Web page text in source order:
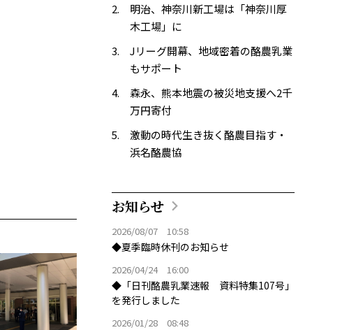
明治、神奈川新工場は「神奈川厚
木工場」に
Jリーグ開幕、地域密着の酪農乳業
もサポート
森永、熊本地震の被災地支援へ2千
万円寄付
激動の時代生き抜く酪農目指す・
浜名酪農協
お知らせ
2026/08/07 10:58
◆夏季臨時休刊のお知らせ
2026/04/24 16:00
◆「日刊酪農乳業速報 資料特集107号」
を発行しました
2026/01/28 08:48